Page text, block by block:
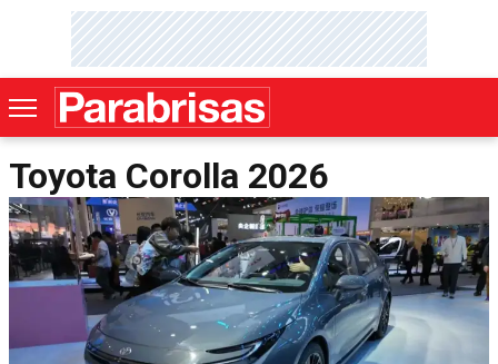
Toyota Corolla 2026